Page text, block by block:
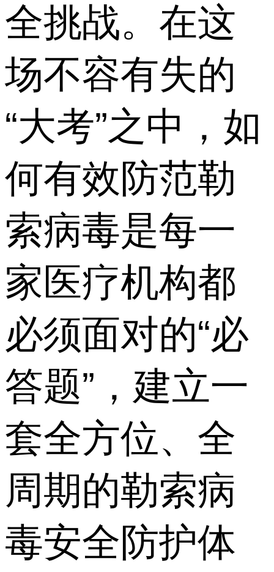
全挑战。在这
场不容有失的
“大考”之中，如
何有效防范勒
索病毒是每一
家医疗机构都
必须面对的“必
答题”，建立一
套全方位、全
周期的勒索病
毒安全防护体